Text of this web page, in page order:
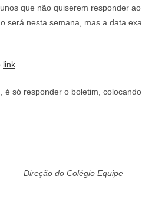
que não quiserem responder
será nesta semana, mas a data
link
só responder o boletim, colocando
Direção do Colégio Equipe